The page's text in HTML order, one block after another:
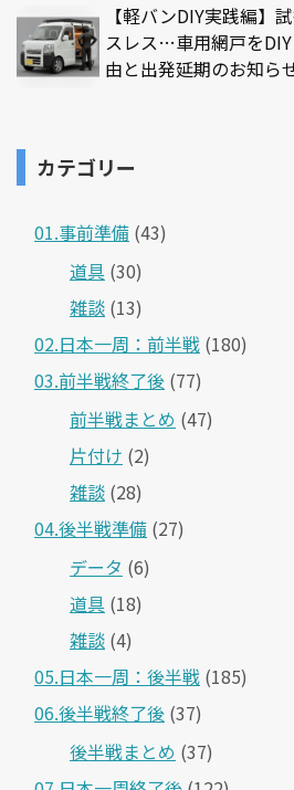
【軽バンDIY実践編】
スレス…車用網戸を
由と出発延期のお知ら
カテゴリー
01.事前準備 (43)
道具 (30)
雑談 (13)
02.日本一周：前半戦 (180)
03.前半戦終了後 (77)
前半戦まとめ (47)
片付け (2)
雑談 (28)
04.後半戦準備 (27)
データ (6)
道具 (18)
雑談 (4)
05.日本一周：後半戦 (185)
06.後半戦終了後 (37)
後半戦まとめ (37)